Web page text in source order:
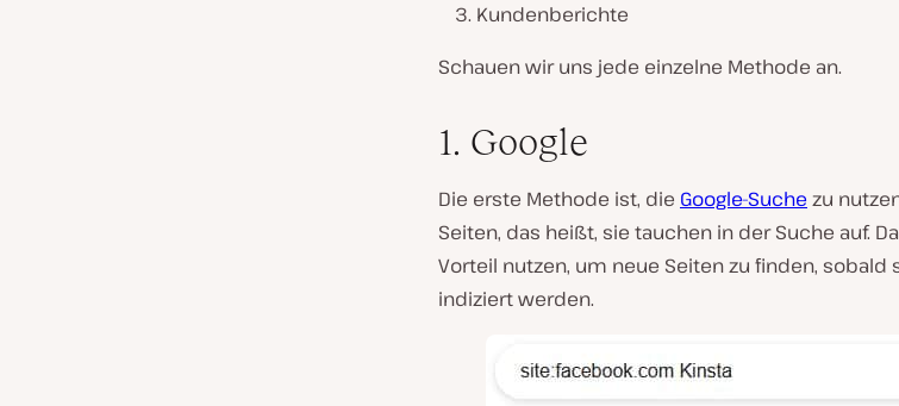
Kundenberichte
Schauen wir uns jede einzelne Methode an.
1. Google
Die erste Methode ist, die Google-Suche zu
Seiten, das heißt, sie tauchen in der Suche auf.
Vorteil nutzen, um neue Seiten zu finden, sobald
indiziert werden.